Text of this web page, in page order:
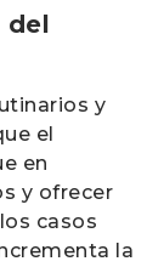
del
y
el
en
y ofrecer
casos
la